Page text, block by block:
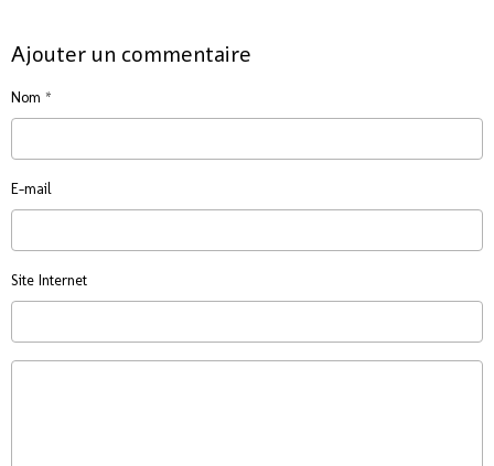
Ajouter un commentaire
Nom
E-mail
Site Internet